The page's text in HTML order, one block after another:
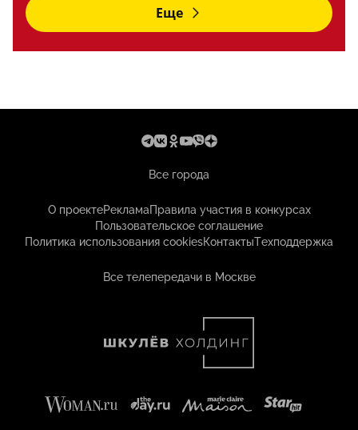
Еще
Все города
О проектеРекламаПравила участия в конкурсах
Пользовательское соглашение
Политика использования cookiesКонтактыТехподдержка
Все телепередачи в Москве